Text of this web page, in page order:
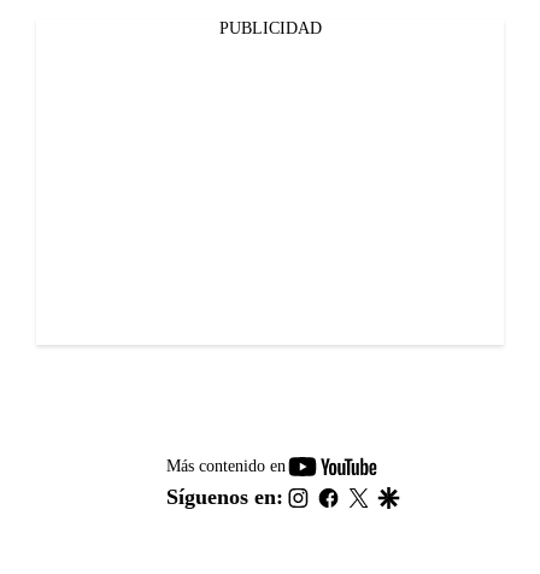
PUBLICIDAD
Más contenido en
youtube-
footer
Síguenos en: instagram
facebook
twitter